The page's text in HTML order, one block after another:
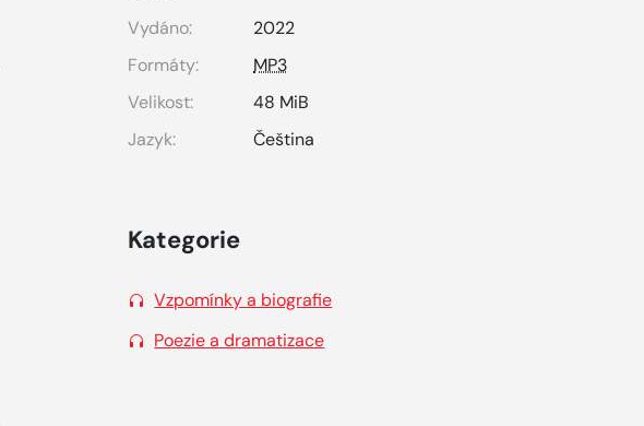
Vydáno:
2022
Formáty:
MP3
Velikost:
48 MiB
Jazyk:
Čeština
Kategorie
Vzpomínky a biografie
Poezie a dramatizace